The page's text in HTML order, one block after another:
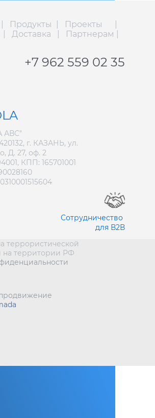
Продукты Проекты
Доставка Партнерам
+7 962 559 02 35
АВС"
г. КАЗАНЬ, ул.
Д. 27, оф. 2
КПП: 165701001
Сотрудничество
для В2В
террористической
на территории РФ